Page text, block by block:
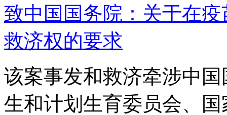
致中国国务院：关于在
救济权的要求
该案事发和救济牵涉中
生和计划生育委员会、